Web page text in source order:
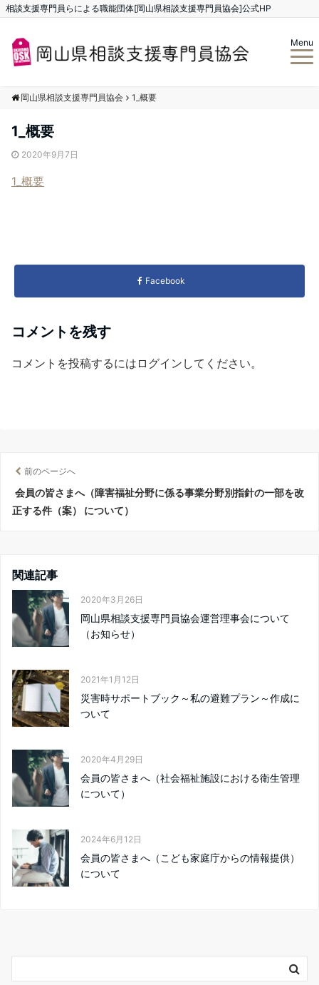
相談支援専門員らによる職能団体[岡山県相談支援専門員協会]公式HP
Menu
岡山県相談支援専門員協会 1_概要
1_概要
2020年9月7日
1_概要
Facebook
コメントを残す
コメントを投稿するには ログイン してください。
前のページへ
会員の皆さまへ（障害福祉分野に係る事業分野別指針の一部を改
正する件（案） について）
関連記事
2020年3月26日
岡山県相談支援専門員協会運営理事会について
（お知らせ）
2021年1月12日
災害時サポートブック～私の避難プラン～作成に
ついて
2020年4月29日
会員の皆さまへ（社会福祉施設における衛生管理
について）
2024年6月12日
会員の皆さまへ（こども家庭庁からの情報提供）
について